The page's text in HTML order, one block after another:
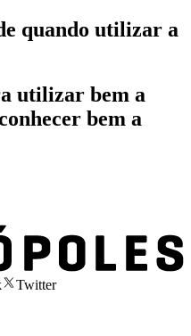
quando utilizar a
utilizar bem a
bem a
Twitter